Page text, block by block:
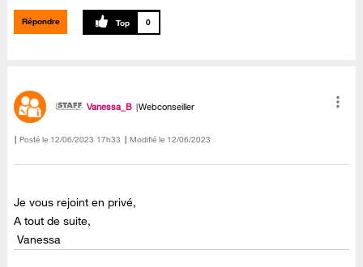
Répondre 0
Vanessa_B Webconseiller
Posté le ‎12/06/2023 17h33 Modifié le 12/06/2023
Je vous rejoint en privé,
A tout de suite,
Vanessa